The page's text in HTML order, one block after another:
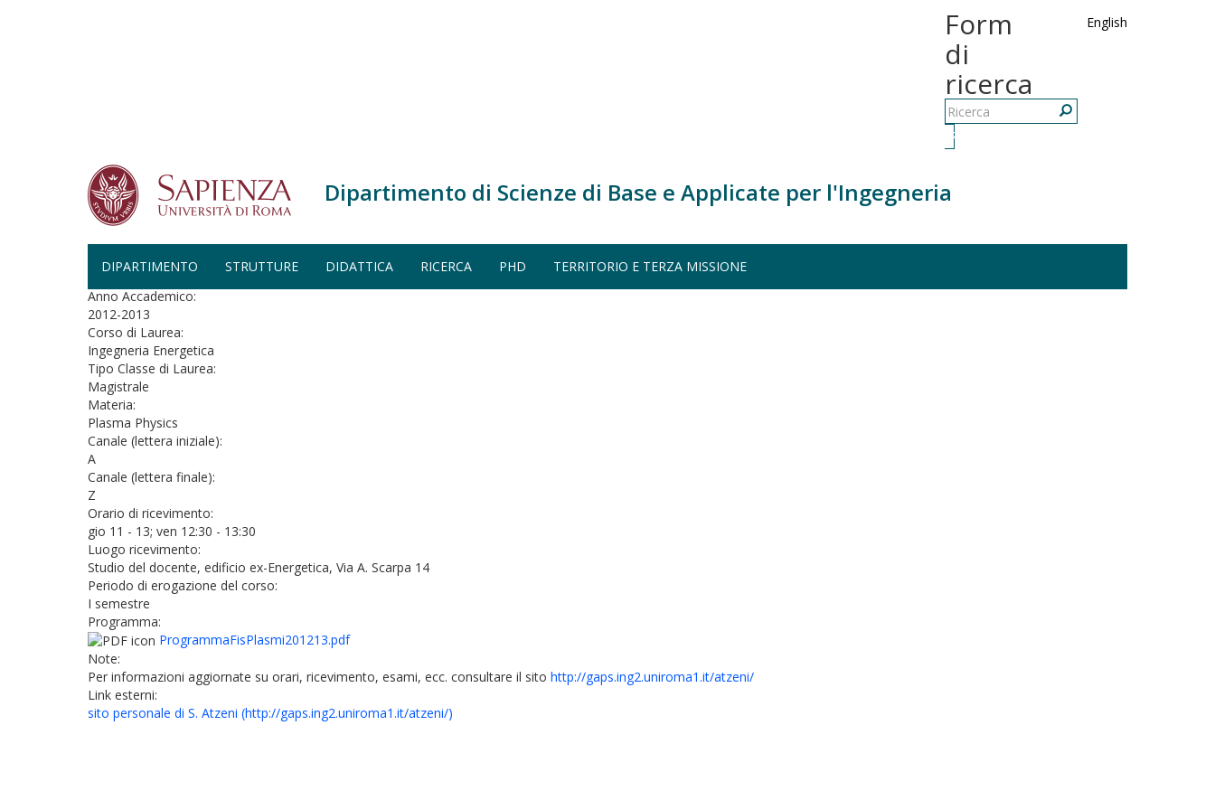
Salta al contenuto principale
English
Form
di
ricerca
Ricerca
Dipartimento di Scienze di Base e Applicate per l'Ingegneria
DIPARTIMENTO STRUTTURE DIDATTICA RICERCA PHD TERRITORIO E TERZA MISSIONE
Home
FISICA DEI PLASMI - INGEGNERIA ENERGETICA (A.A. 2012-2013)
Anno Accademico:
2012-2013
Corso di Laurea:
Ingegneria Energetica
Tipo Classe di Laurea:
Magistrale
Materia:
Plasma Physics
Canale (lettera iniziale):
A
Canale (lettera finale):
Z
Orario di ricevimento:
gio 11 - 13; ven 12:30 - 13:30
Luogo ricevimento:
Studio del docente, edificio ex-Energetica, Via A. Scarpa 14
Periodo di erogazione del corso:
I semestre
Programma:
ProgrammaFisPlasmi201213.pdf
Note:
Per informazioni aggiornate su orari, ricevimento, esami, ecc. consultare il sito http://gaps.ing2.uniroma1.it/atzeni/
Link esterni:
sito personale di S. Atzeni (http://gaps.ing2.uniroma1.it/atzeni/)